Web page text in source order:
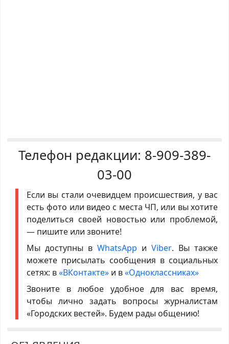
Телефон редакции: 8-909-389-
03-00
Если вы стали очевидцем происшествия, у вас
есть фото или видео с места ЧП, или вы хотите
поделиться своей новостью или проблемой,
— пишите или звоните!
Мы доступны в WhatsApp иViber. Вы также
можете присылать сообщения в социальных
сетях: в«ВКонтакте»и в«Одноклассниках»
Звоните в любое удобное для вас время,
чтобы лично задать вопросы журналистам
«Городских вестей». Будем рады общению!